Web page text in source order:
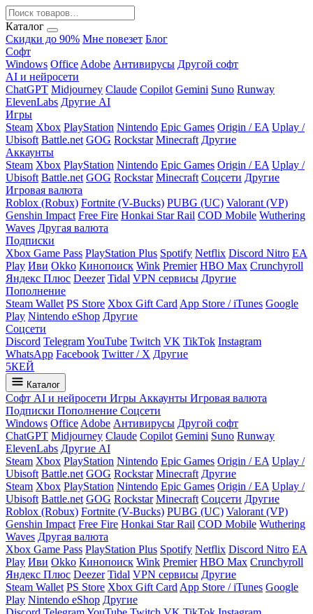
Каталог
Скидки до 90% Мне повезет Блог
Софт
Windows Office Adobe Антивирусы Другой софт
AI и нейросети
ChatGPT Midjourney Claude Copilot Gemini Suno Runway
ElevenLabs Другие AI
Игры
Steam Xbox PlayStation Nintendo Epic Games Origin / EA Uplay /
Ubisoft Battle.net GOG Rockstar Minecraft Другие
Аккаунты
Steam Xbox PlayStation Nintendo Epic Games Origin / EA Uplay /
Ubisoft Battle.net GOG Rockstar Minecraft Соцсети Другие
Игровая валюта
Roblox (Robux) Fortnite (V-Bucks) PUBG (UC) Valorant (VP)
Genshin Impact Free Fire Honkai Star Rail COD Mobile Wuthering
Waves Другая валюта
Подписки
Xbox Game Pass PlayStation Plus Spotify Netflix Discord Nitro EA
Play Иви Okko Кинопоиск Wink Premier HBO Max Crunchyroll
Яндекс Плюс Deezer Tidal VPN сервисы Другие
Пополнение
Steam Wallet PS Store Xbox Gift Card App Store / iTunes Google
Play Nintendo eShop Другие
Соцсети
Discord TelegramYouTube Twitch VK TikTok Instagram
WhatsApp Facebook Twitter / X Другие
5КЕЙ
Каталог
Софт AI и нейросети Игры Аккаунты Игровая валюта
Подписки Пополнение Соцсети
Windows Office Adobe Антивирусы Другой софт
ChatGPT Midjourney Claude Copilot Gemini Suno Runway
ElevenLabs Другие AI
Steam Xbox PlayStation Nintendo Epic Games Origin / EA Uplay /
Ubisoft Battle.net GOG Rockstar Minecraft Другие
Steam Xbox PlayStation Nintendo Epic Games Origin / EA Uplay /
Ubisoft Battle.net GOG Rockstar Minecraft Соцсети Другие
Roblox (Robux) Fortnite (V-Bucks) PUBG (UC) Valorant (VP)
Genshin Impact Free Fire Honkai Star Rail COD Mobile Wuthering
Waves Другая валюта
Xbox Game Pass PlayStation Plus Spotify Netflix Discord Nitro EA
Play Иви Okko Кинопоиск Wink Premier HBO Max Crunchyroll
Яндекс Плюс Deezer Tidal VPN сервисы Другие
Steam Wallet PS Store Xbox Gift Card App Store / iTunes Google
Play Nintendo eShop Другие